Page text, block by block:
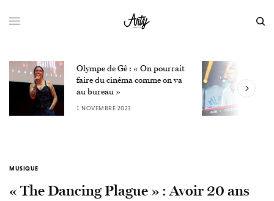
L’interview de Charlie
Winston, année après année
MUSIQUE
« The Dancing Plague » : Avoir 20 ans